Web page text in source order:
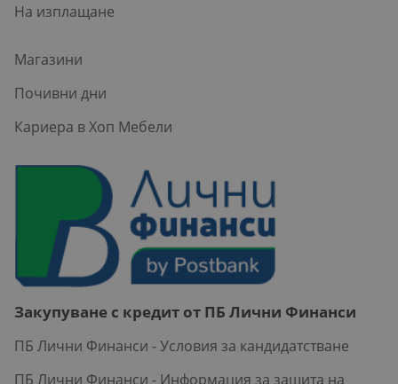
На изплащане
Магазини
Почивни дни
Кариера в Хоп Мебели
Закупуване с кредит от ПБ Лични Финанси
ПБ Лични Финанси - Условия за кандидатстване
ПБ Лични Финанси - Информация за защита на